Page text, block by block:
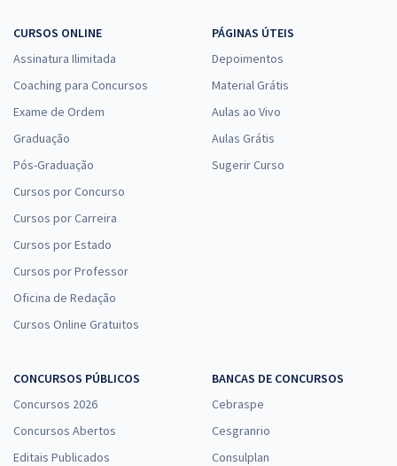
CURSOS ONLINE
Assinatura Ilimitada
Coaching para Concursos
Exame de Ordem
Graduação
Pós-Graduação
Cursos por Concurso
Cursos por Carreira
Cursos por Estado
Cursos por Professor
Oficina de Redação
Cursos Online Gratuitos
PÁGINAS ÚTEIS
Depoimentos
Material Grátis
Aulas ao Vivo
Aulas Grátis
Sugerir Curso
CONCURSOS PÚBLICOS
Concursos 2026
Concursos Abertos
Editais Publicados
BANCAS DE CONCURSOS
Cebraspe
Cesgranrio
Consulplan